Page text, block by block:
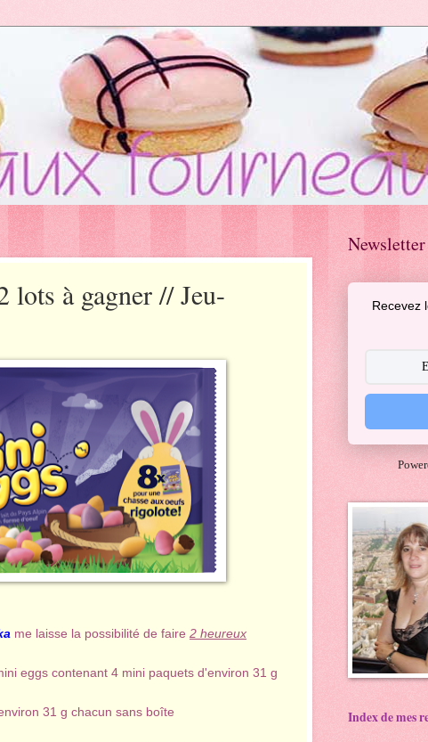
à gagner // Jeu-
me laisse la possibilité de faire 2 heureux
eggs contenant 4 mini paquets d'environ 31 g
31 g chacun sans boîte
Newsletter
Recevez
Index de mes